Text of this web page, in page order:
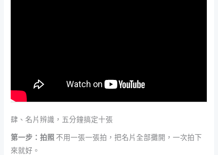
肆、名片辨識，五分鐘搞定十張
第一步：拍照 不用一張一張拍，把名片全部攤開，一次拍下
來就好。